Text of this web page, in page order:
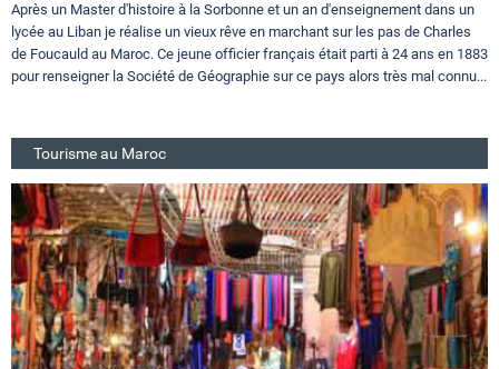
Après un Master d'histoire à la Sorbonne et un an d'enseignement dans un
lycée au Liban je réalise un vieux rêve en marchant sur les pas de Charles
de Foucauld au Maroc. Ce jeune officier français était parti à 24 ans en 1883
pour renseigner la Société de Géographie sur ce pays alors très mal connu...
Tourisme au Maroc